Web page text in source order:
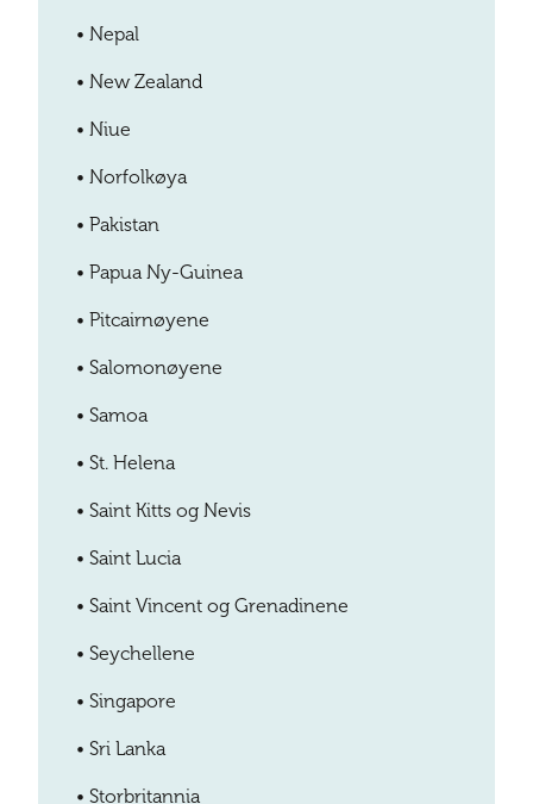
• Nepal
• New Zealand
• Niue
• Norfolkøya
• Pakistan
• Papua Ny-Guinea
• Pitcairnøyene
• Salomonøyene
• Samoa
• St. Helena
• Saint Kitts og Nevis
• Saint Lucia
• Saint Vincent og Grenadinene
• Seychellene
• Singapore
• Sri Lanka
• Storbritannia